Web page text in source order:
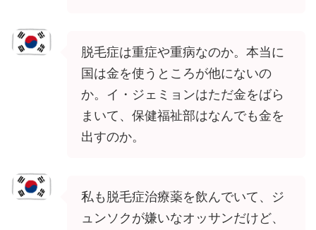
脱毛症は重症や重病なのか。本当に
国は金を使うところが他にないの
か。イ・ジェミョンはただ金をばら
まいて、保健福祉部はなんでも金を
出すのか。
私も脱毛症治療薬を飲んでいて、ジ
ュンソクが嫌いなオッサンだけど、